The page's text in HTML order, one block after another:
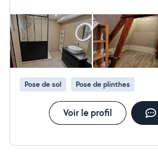
Pose de sol Pose de plinthes
Voir le profil